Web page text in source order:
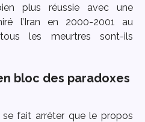
plus réussie avec une
l’Iran en 2000-2001 au
les meurtres sont-ils
bloc des paradoxes
se fait arrêter que le propos